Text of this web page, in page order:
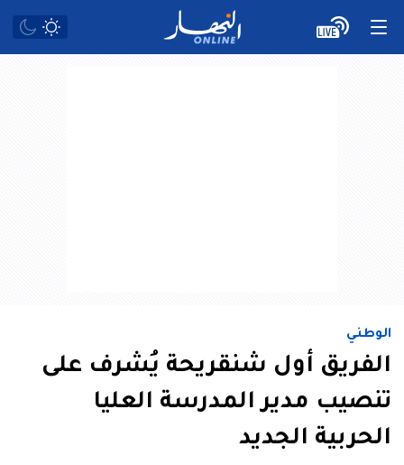
الوطني
الفريق أول شنقريحة يُشرف على
تنصيب مدير المدرسة العليا
الحربية الجديد